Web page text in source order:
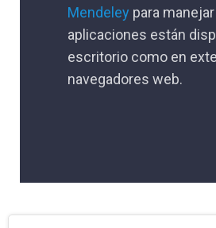
Mendeley para
aplicaciones están
escritorio como en
navegadores web.